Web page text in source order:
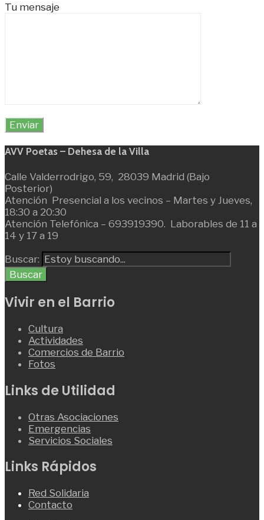
Tu mensaje
AVV Poetas – Dehesa de la Villa
Calle Valderrodrigo, 59, 28039 Madrid (Bajo
Posterior)
Atención Presencial a los vecinos – Martes y Jueves,
18:30 a 20:30
Atención Telefónica – 693919390. Laborables de 11 a
14 y 17 a 19
Buscar:
Buscar
Vivir en el Barrio
Cultura
Actividades
Comercios de Barrio
Fotos
Links de Utilidad
Otras Asociaciones
Emergencias
Servicios Sociales
Links Rápidos
Red Solidaria
Contacto